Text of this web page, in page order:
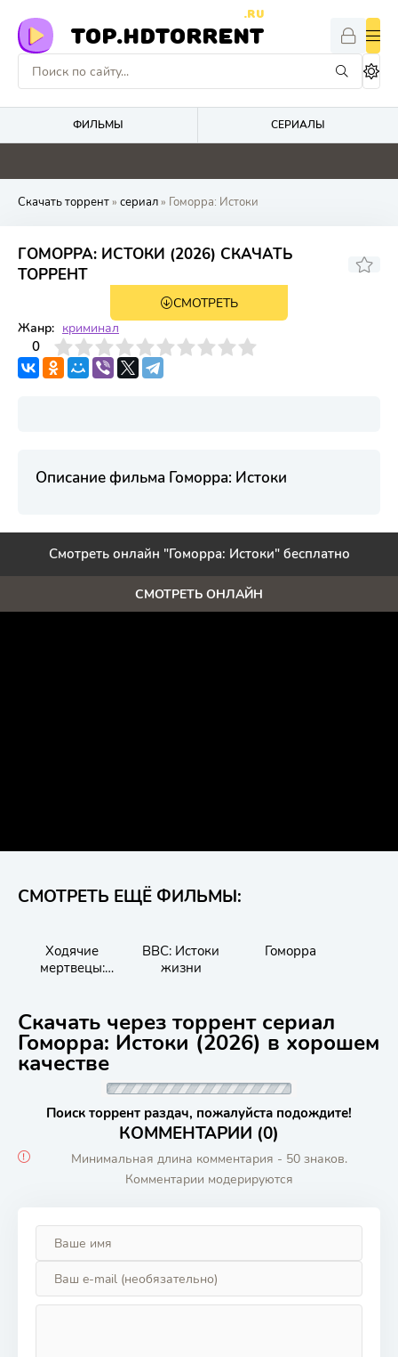
TOP.HDTORRENT
.RU
ФИЛЬМЫ СЕРИАЛЫ
4.8 0 0 0
Скачать торрент» сериал» Гоморра: Истоки
ГОМОРРА: ИСТОКИ (2026) СКАЧАТЬ
ТОРРЕНТ
1 сезон 6 серияСМОТРЕТЬ
Жанр: криминал
0
4 6 7 8 9 10
Описание фильма Гоморра: Истоки
Смотреть онлайн "Гоморра: Истоки" бесплатно
СМОТРЕТЬ ОНЛАЙН
СМОТРЕТЬ ЕЩЁ ФИЛЬМЫ:
Ходячие
мертвецы:
BBC: Истоки
жизни
Гоморра
Скачать через торрент сериал
Гоморра: Истоки (2026) в хорошем
качестве
Поиск торрент раздач, пожалуйста подождите!
КОММЕНТАРИИ (0)
Минимальная длина комментария - 50 знаков.
Комментарии модерируются